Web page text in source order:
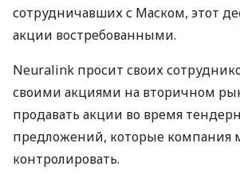
сотрудничавших с Маском, этот
акции востребованными.
Neuralink просит своих
своими акциями на вторичном
продавать акции во время
предложений, которые компания
контролировать.